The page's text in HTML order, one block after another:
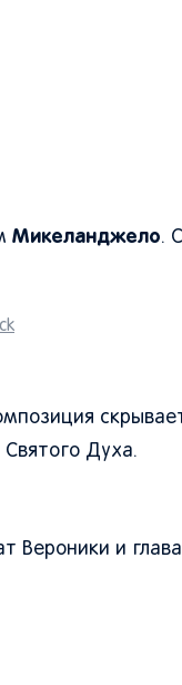
Микеланджело.
Духа.
Вероники и